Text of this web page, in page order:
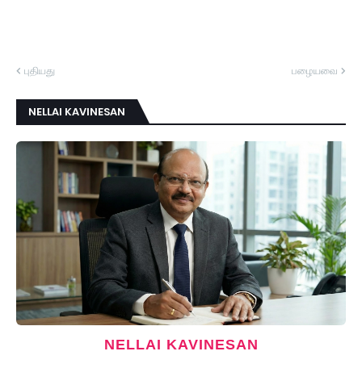
புதியது பழையவை
NELLAI KAVINESAN
NELLAI KAVINESAN